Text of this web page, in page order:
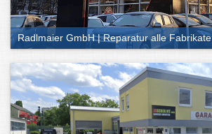
Radlmaier GmbH | Reparatur alle Fabrikate